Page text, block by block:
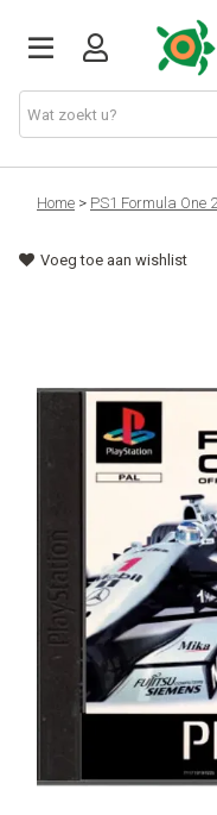
TCG
Merch
PlayStation
Nintendo
Used
Accessoires
Board Games
Cadeaubon
Home > PS1 Formula One
Voeg toe aan wishlist